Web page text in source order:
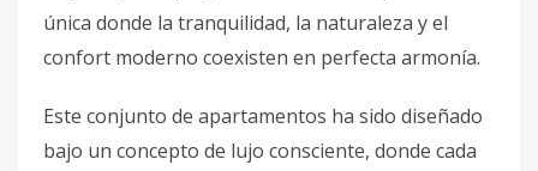
única donde la tranquilidad, la naturaleza y el
confort moderno coexisten en perfecta armonía.
Este conjunto de apartamentos ha sido diseñado
bajo un concepto de lujo consciente, donde cada